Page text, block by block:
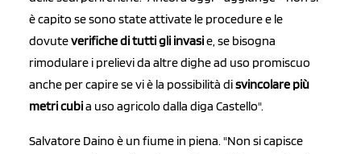
è capito se sono state attivate le procedure e le
dovuteverifiche di tutti gli invasie, se bisogna
rimodulare i prelievi da altre dighe ad uso promiscuo
anche per capire se vi è la possibilità disvincolare più
metri cubia uso agricolo dalla diga Castello".
Salvatore Daino è un fiume in piena. "Non si capisce